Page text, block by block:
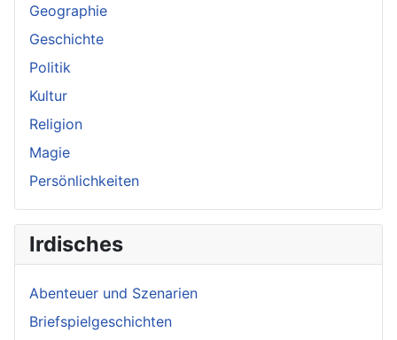
Geographie
Geschichte
Politik
Kultur
Religion
Magie
Persönlichkeiten
Irdisches
Abenteuer und Szenarien
Briefspielgeschichten